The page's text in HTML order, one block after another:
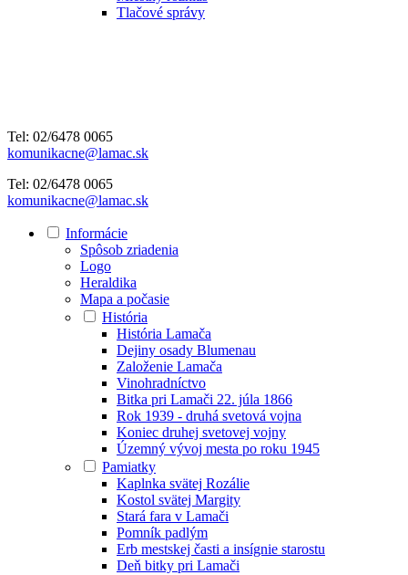
Tlačové správy
Tel: 02/6478 0065
komunikacne@lamac.sk
Tel: 02/6478 0065
komunikacne@lamac.sk
Informácie
Spôsob zriadenia
Logo
Heraldika
Mapa a počasie
História
História Lamača
Dejiny osady Blumenau
Založenie Lamača
Vinohradníctvo
Bitka pri Lamači 22. júla 1866
Rok 1939 - druhá svetová vojna
Koniec druhej svetovej vojny
Územný vývoj mesta po roku 1945
Pamiatky
Kaplnka svätej Rozálie
Kostol svätej Margity
Stará fara v Lamači
Pomník padlým
Erb mestskej časti a insígnie starostu
Deň bitky pri Lamači